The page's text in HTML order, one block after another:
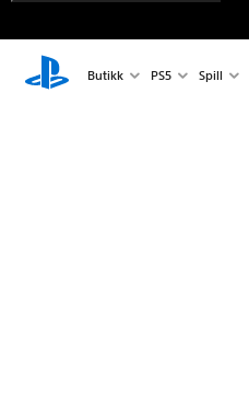
Butikk PS5 Spill